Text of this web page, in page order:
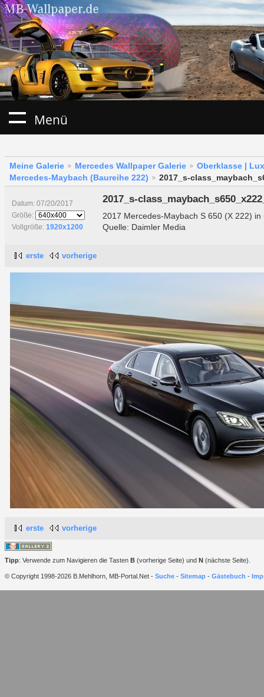
Menü
Meine Galerie Mercedes Wallpaper Galerie
Oberklasse |
Mercedes-Maybach (Baureihe 222)
2017_s-
Datum: 07/20/2017
Größe:
Vollgröße: 1920x1200
2017_s-
2017 Mercedes-Maybach S 650 (X 222) in
Quelle: Daimler Media
erste vorherige
erste vorherige
Tipp: Verwende zum Navigieren die Tasten B (vorherige Seite) und N (nächste Seite).
© Copyright 1998-2026 B.Mehlhorn, MB-Portal.Net - Suche - Sitemap - Gästebuch -